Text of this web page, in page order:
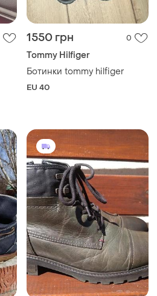
1550 грн 0
Tommy Hilfiger
Ботинки tommy hilfiger
EU 40